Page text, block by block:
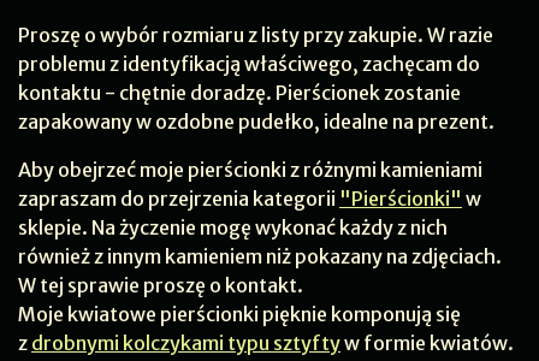
Proszę o wybór rozmiaru z listy przy zakupie. W razie
problemu z identyfikacją właściwego, zachęcam do
kontaktu - chętnie doradzę. Pierścionek zostanie
zapakowany w ozdobne pudełko, idealne na prezent.
Aby obejrzeć moje pierścionki z różnymi kamieniami
zapraszam do przejrzenia kategorii "Pierścionki" w
sklepie. Na życzenie mogę wykonać każdy z nich
również z innym kamieniem niż pokazany na zdjęciach.
W tej sprawie proszę o kontakt.
Moje kwiatowe pierścionki pięknie komponują się
z drobnymi kolczykami typu sztyftyw formie kwiatów.